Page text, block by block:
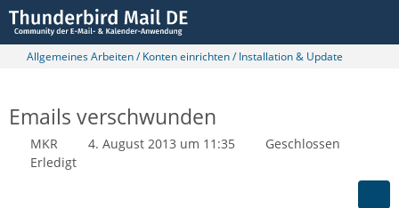
Allgemeines Arbeiten / Konten einrichten / Installation & Update
Emails verschwunden
MKR 4. August 2013 um 11:35
Geschlossen
Erledigt